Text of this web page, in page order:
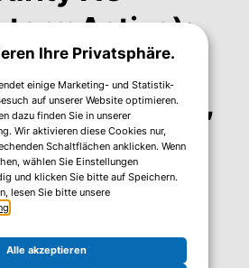
terreActive):
bündeln
als Partner,
IT
machen
Ihre Privatsphäre.
einige Marketing- und Statistik-
auf unserer Website optimieren.
dazu finden Sie in unserer
Wir aktivieren diese Cookies nur,
Schaltflächen anklicken. Wenn
wählen Sie Einstellungen
und klicken Sie bitte auf Speichern.
lesen Sie bitte unsere
.
Alle akzeptieren